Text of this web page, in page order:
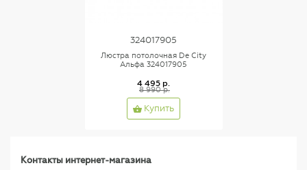
324017905
Люстра потолочная De City
Альфа 324017905
4 495 р.
8 990 р.
Купить
Контакты интернет-магазина